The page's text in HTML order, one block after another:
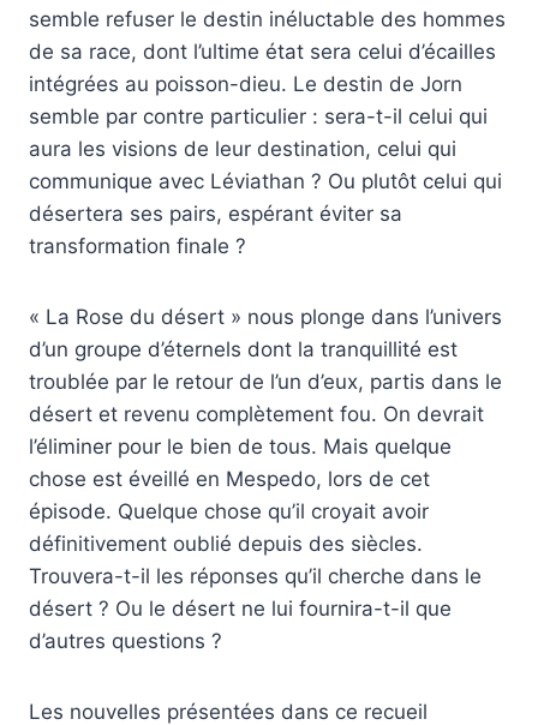
semble refuser le destin inéluctable des hommes
de sa race, dont l’ultime état sera celui d’écailles
intégrées au poisson-dieu. Le destin de Jorn
semble par contre particulier : sera-t-il celui qui
aura les visions de leur destination, celui qui
communique avec Léviathan ? Ou plutôt celui qui
désertera ses pairs, espérant éviter sa
transformation finale ?
« La Rose du désert » nous plonge dans l’univers
d’un groupe d’éternels dont la tranquillité est
troublée par le retour de l’un d’eux, partis dans le
désert et revenu complètement fou. On devrait
l’éliminer pour le bien de tous. Mais quelque
chose est éveillé en Mespedo, lors de cet
épisode. Quelque chose qu’il croyait avoir
définitivement oublié depuis des siècles.
Trouvera-t-il les réponses qu’il cherche dans le
désert ? Ou le désert ne lui fournira-t-il que
d’autres questions ?
Les nouvelles présentées dans ce recueil